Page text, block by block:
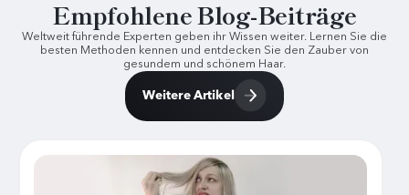
Empfohlene Blog-Beiträge
Weltweit führende Experten geben ihr Wissen weiter. Lernen Sie die
besten Methoden kennen und entdecken Sie den Zauber von
gesundem und schönem Haar.
Weitere Artikel